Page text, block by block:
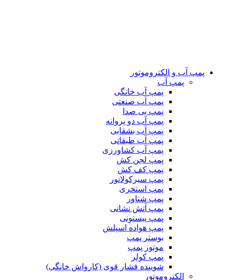
پمپ آب و الکتروموتور
پمپ آب
پمپ آب خانگی
پمپ آب صنعتی
پمپ بی صدا
پمپ آب دو پروانه
پمپ آب بشقابی
پمپ آب طبقاتی
پمپ آب کشاورزی
پمپ لجن کش
پمپ کف کش
پمپ سیرکولاتور
پمپ استخری
پمپ شناور
پمپ آتش نشانی
پمپ پیستونی
پمپ هواده اسپلش
بوستر پمپ
موتور پمپ
پمپ کولر
شوینده فشار قوی (کارواش خانگی)
الکتروموتور